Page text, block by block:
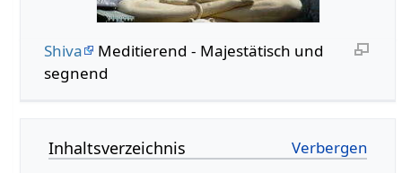
Shiva
Meditierend - Majestätisch und
segnend
Inhaltsverzeichnis